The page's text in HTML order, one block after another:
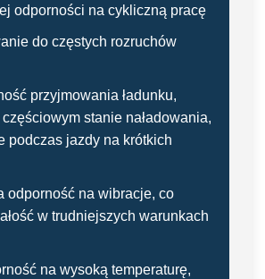
odporności na cykliczną pracę
do częstych rozruchów
przyjmowania ładunku,
stanie naładowania,
podczas jazdy na krótkich
odporność na wibracje, co
w trudniejszych warunkach
na wysoką temperaturę,